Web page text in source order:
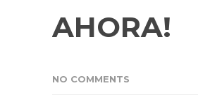
AHORA!
NO COMMENTS